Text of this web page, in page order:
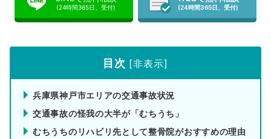
(24時間365日、受付) (24時間365日、受付)
目次 [非表示]
兵庫県神戸市エリアの交通事故状況
交通事故の怪我の大半が「むちうち」
むちうちのリハビリ先として整骨院がおすすめの理由